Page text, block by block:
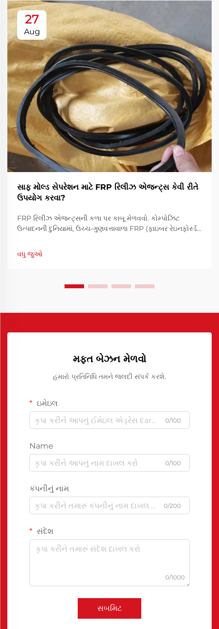
27
Aug
સાફ મોલ્ડ સેપરેશન માટે FRP રિલીઝ એજન્ટ્સ કેવી રીતે
ઉપયોગ કરવા?
FRP રિલીઝ એજન્ટ્સની કળા પર કાબૂ મેળવવો. કોમ્પોઝિટ
ઉત્પાદનની દુનિયામાં, ઉચ્ચ-ગુણવત્તાવાળા FRP (ફાઇબર રેઇનફોર્સ્ડ
સેપરેશન હાંસલ કરવું ખૂબ જ મહત્વપૂર્ણ છે. FRP રિલીઝ એજન્ટ્સ
આ પ્રક્રિયામાં મહત્વપૂર્ણ ભૂમિકા ભજવે છે...
વધુ જુઓ
મફત બેઝન મેળવો
હમારો પ્રતિનિધિ તમને જલદી સંપર્ક કરશે.
ઇમેઇલ
0/100
Name
0/100
કંપનીનું નામ
0/200
સંદેશ
0/1000
સબમિટ